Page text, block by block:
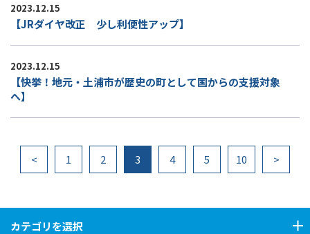
2023.12.15
【JRダイヤ改正 少し利便性アップ】
2023.12.15
【快挙！地元・土浦市が歴史の町として国からの支援対象
へ】
< 1 2 3 4 5 10 >
カテゴリを選択